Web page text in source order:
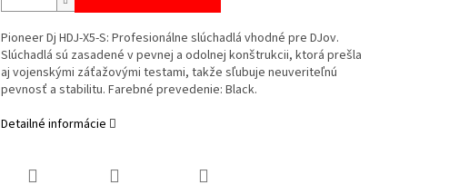
Pioneer Dj HDJ-X5-S: Profesionálne slúchadlá vhodné pre DJov.
Slúchadlá sú zasadené v pevnej a odolnej konštrukcii, ktorá prešla
aj vojenskými záťažovými testami, takže sľubuje neuveriteľnú
pevnosť a stabilitu. Farebné prevedenie: Black.
Detailné informácie